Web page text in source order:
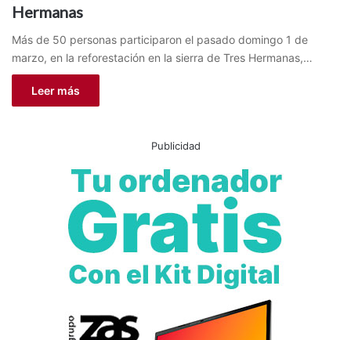
Hermanas
Más de 50 personas participaron el pasado domingo 1 de
marzo, en la reforestación en la sierra de Tres Hermanas,…
Leer más
Publicidad